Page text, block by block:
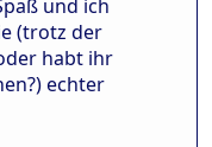
und ich
(trotz der
habt ihr
echter